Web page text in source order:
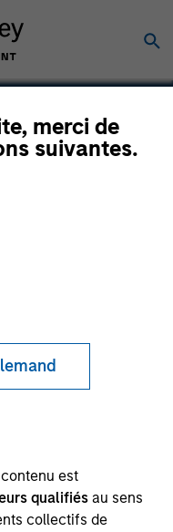
merci de
suivantes.
est
qualifiésau sens
collectifs de